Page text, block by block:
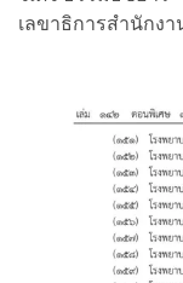
เลขาธิการสำนักง